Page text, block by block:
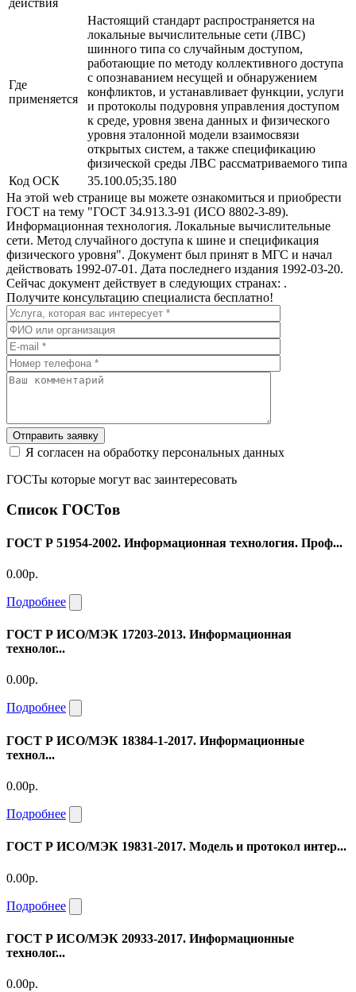
Где
применяется
Настоящий стандарт распространяется на
локальные вычислительные сети (ЛВС)
шинного типа со случайным доступом,
работающие по методу коллективного доступа
с опознаванием несущей и обнаружением
конфликтов, и устанавливает функции, услуги
и протоколы подуровня управления доступом
к среде, уровня звена данных и физического
уровня эталонной модели взаимосвязи
открытых систем, а также спецификацию
физической среды ЛВС рассматриваемого типа
Код ОСК
35.100.05;35.180
На этой web странице вы можете ознакомиться и приобрести
ГОСТ на тему "ГОСТ 34.913.3-91 (ИСО 8802-3-89).
Информационная технология. Локальные вычислительные
сети. Метод случайного доступа к шине и спецификация
физического уровня". Документ был принят в МГС и начал
действовать 1992-07-01. Дата последнего издания 1992-03-20.
Сейчас документ действует в следующих странах: .
Получите консультацию специалиста бесплатно!
Отправить заявку
Я согласен на обработку персональных данных
ГОСТы которые могут вас заинтересовать
Список ГОСТов
ГОСТ Р 51954-2002. Информационная технология. Проф...
0.00р.
Подробнее
ГОСТ Р ИСО/МЭК 17203-2013. Информационная
технолог...
0.00р.
Подробнее
ГОСТ Р ИСО/МЭК 18384-1-2017. Информационные
технол...
0.00р.
Подробнее
ГОСТ Р ИСО/МЭК 19831-2017. Модель и протокол интер...
0.00р.
Подробнее
ГОСТ Р ИСО/МЭК 20933-2017. Информационные
технолог...
0.00р.